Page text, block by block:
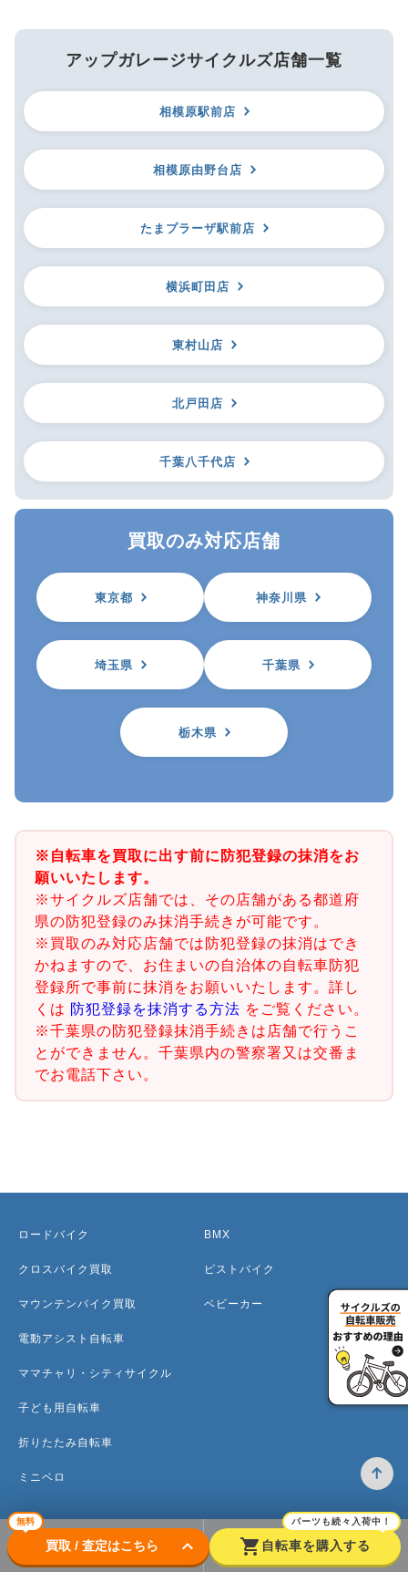
アップガレージサイクルズ店舗一覧
相模原駅前店
相模原由野台店
たまプラーザ駅前店
横浜町田店
東村山店
北戸田店
千葉八千代店
買取のみ対応店舗
東京都 神奈川県
埼玉県 千葉県
栃木県
※自転車を買取に出す前に防犯登録の抹消をお
願いいたします。
※サイクルズ店舗では、その店舗がある都道府
県の防犯登録のみ抹消手続きが可能です。
※買取のみ対応店舗では防犯登録の抹消はでき
かねますので、お住まいの自治体の自転車防犯
登録所で事前に抹消をお願いいたします。詳し
くは 防犯登録を抹消する方法 をご覧ください。
※千葉県の防犯登録抹消手続きは店舗で行うこ
とができません。千葉県内の警察署又は交番ま
でお電話下さい。
無料
買取 / 査定はこちら keyboard_arrow_down shopping_cart
パーツも続々入荷中！
自転車を購入する
ロードバイク
クロスバイク買取
マウンテンバイク買取
電動アシスト自転車
ママチャリ・シティサイクル
子ども用自転車
折りたたみ自転車
ミニベロ
BMX
ピストバイク
ベビーカー
トップ 高価買取のワケ